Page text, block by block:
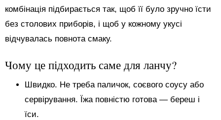
комбінація підбирається так, щоб її було зручно їсти
без столових приборів, і щоб у кожному укусі
відчувалась повнота смаку.
Чому це підходить саме для ланчу?
Швидко. Не треба паличок, соєвого соусу або
сервірування. Їжа повністю готова — береш і
їси.